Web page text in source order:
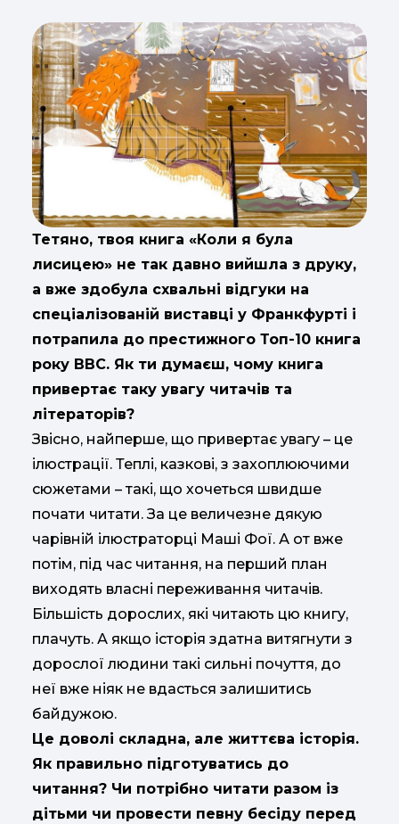
Тетяно, твоя книга «Коли я була
лисицею» не так давно вийшла з друку,
а вже здобула схвальні відгуки на
спеціалізованій виставці у Франкфурті і
потрапила до престижного Топ-10 книга
року ВВС. Як ти думаєш, чому книга
привертає таку увагу читачів та
літераторів?
Звісно, найперше, що привертає увагу – це
ілюстрації. Теплі, казкові, з захоплюючими
сюжетами – такі, що хочеться швидше
почати читати. За це величезне дякую
чарівній ілюстраторці Маші Фої. А от вже
потім, під час читання, на перший план
виходять власні переживання читачів.
Більшість дорослих, які читають цю книгу,
плачуть. А якщо історія здатна витягнути з
дорослої людини такі сильні почуття, до
неї вже ніяк не вдасться залишитись
байдужою.
Це доволі складна, але життєва історія.
Як правильно підготуватись до
читання? Чи потрібно читати разом із
дітьми чи провести певну бесіду перед